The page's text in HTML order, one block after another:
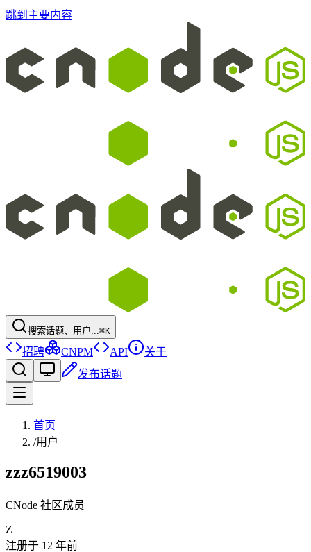
跳到主要内容
搜索话题、用户...⌘K
招聘 CNPM API
关于
发布话题
首页
/用户
zzz6519003
CNode 社区成员
Z
注册于 12 年前